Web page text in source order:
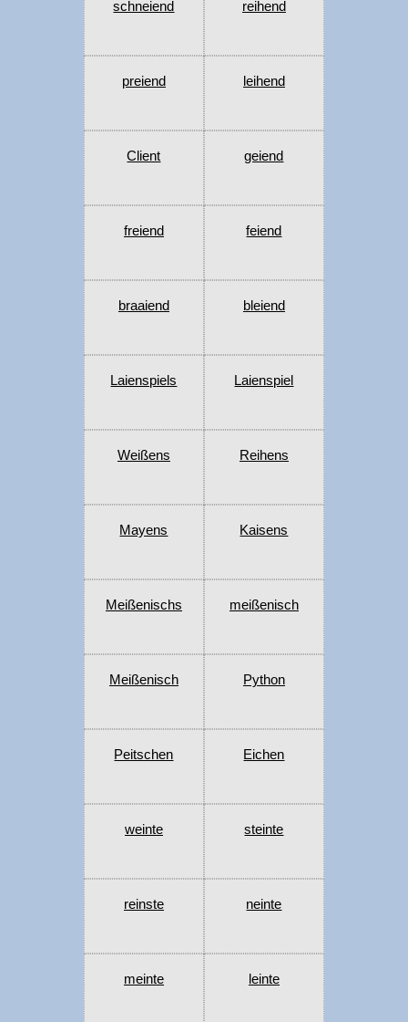
schneiend reihend
preiend leihend
Client geiend
freiend feiend
braaiend bleiend
Laienspiels Laienspiel
Weißens Reihens
Mayens Kaisens
Meißenischs meißenisch
Meißenisch Python
Peitschen Eichen
weinte steinte
reinste neinte
meinte leinte